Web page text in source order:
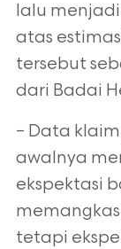
lalu
atas
tersebut
dari Badai
– Data
awalnya
ekspektasi
tetapi